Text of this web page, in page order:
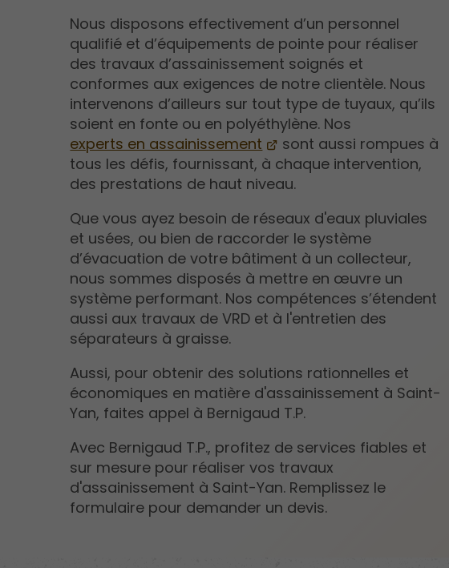
Nous disposons effectivement d’un personnel
qualifié et d’équipements de pointe pour réaliser
des travaux d’assainissement soignés et
conformes aux exigences de notre clientèle. Nous
intervenons d’ailleurs sur tout type de tuyaux, qu’ils
soient en fonte ou en polyéthylène. Nos
experts en assainissement
sont aussi rompues à
tous les défis, fournissant, à chaque intervention,
des prestations de haut niveau.
Que vous ayez besoin de réseaux d'eaux pluviales
et usées, ou bien de raccorder le système
d’évacuation de votre bâtiment à un collecteur,
nous sommes disposés à mettre en œuvre un
système performant. Nos compétences s’étendent
aussi aux travaux de VRD et à l'entretien des
séparateurs à graisse.
Aussi, pour obtenir des solutions rationnelles et
économiques en matière d'assainissement à Saint-
Yan, faites appel à Bernigaud T.P.
Avec Bernigaud T.P., profitez de services fiables et
sur mesure pour réaliser vos travaux
d'assainissement à Saint-Yan. Remplissez le
formulaire pour demander un devis.